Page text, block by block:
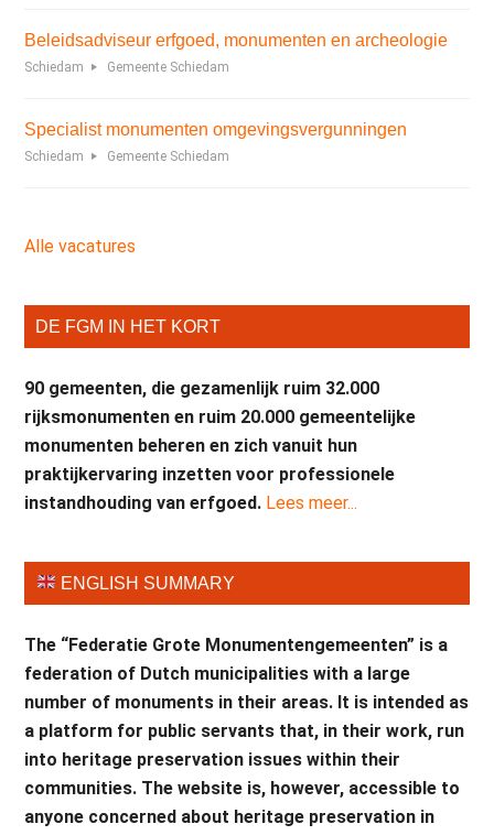
Beleidsadviseur erfgoed, monumenten en archeologie
Schiedam Gemeente Schiedam
Specialist monumenten omgevingsvergunningen
Schiedam Gemeente Schiedam
Alle vacatures
DE FGM IN HET KORT
90 gemeenten, die gezamenlijk ruim 32.000
rijksmonumenten en ruim 20.000 gemeentelijke
monumenten beheren en zich vanuit hun
praktijkervaring inzetten voor professionele
instandhouding van erfgoed. Lees meer...
ENGLISH SUMMARY
The “Federatie Grote Monumentengemeenten” is a
federation of Dutch municipalities with a large
number of monuments in their areas. It is intended as
a platform for public servants that, in their work, run
into heritage preservation issues within their
communities. The website is, however, accessible to
anyone concerned about heritage preservation in